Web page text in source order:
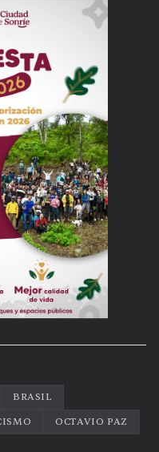
BRASIL
OCTAVIO PAZ